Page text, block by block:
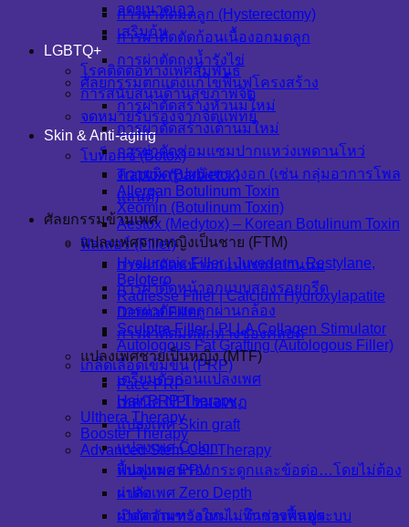
ลดขนาดเอว
เสริมก้น
LGBTQ+
โรคติดต่อทางเพศสัมพันธ์
การสนับสนุนด้านสุขภาพจิต
จดหมายรับรองจากจิตแพทย์
Skin & Anti-aging
โบท็อกซ์ (Botox)
Traptox (Barbietox)
Allergan Botulinum Toxin
Xeomin (Botulinum Toxin)
Aestox (Medytox) – Korean Botulinum Toxin
ฟิลเลอร์ (Filler)
Hyaluronic Filler | Juvederm, Restylane,
Belotero
Radiesse Filler | Calcium Hydroxylapatite
Dermal Filler
Sculptra Filler | PLLA Collagen Stimulator
Autologous Fat Grafting (Autologous Filler)
เกล็ดเลือดเข้มข้น (PRP)
Face PRP
Hair PRP Therapy
Ulthera Therapy
Booster Therapy
Advanced Stem Cell Therapy
ฟื้นฟูหมอนรองกระดูกและข้อต่อ…โดยไม่ต้อง
ผ่าตัด
เปิดความหวังใหม่…ในการฟื้นฟูระบบ
การผ่าตัดมดลูก (Hysterectomy)
การผ่าตัดตัดก้อนเนื้องอกมดลูก
การผ่าตัดถุงน้ำรังไข่
ศัลยกรรมตกแต่งแก้ไขฟื้นฟูโครงสร้าง
การผ่าตัดสร้างหัวนมใหม่
การผ่าตัดสร้างเต้านมใหม่
การผ่าตัดซ่อมแซมปากแหว่งเพดานโหว่
ความผิดรูปผนังทรวงอก (เช่น กลุ่มอาการโพล
แลนด์)
ศัลยกรรมข้ามเพศ
แปลงเพศจากหญิงเป็นชาย (FTM)
การผ่าตัดหน้าอกแบบรอบปานนม
การผ่าตัดหน้าอกแบบสองรอยกรีด
การผ่าตัดมดลูกผ่านกล้อง
การผ่าตัดมดลูกทางช่องคลอด
แปลงเพศชายเป็นหญิง (MTF)
เตรียมตัวก่อนแปลงเพศ
เทคนิค NPI หมอเชฏ
แปลงเพศ Skin graft
แปลงเพศ Colon
แปลงเพศ PPV
แปลงเพศ Zero Depth
ผ่าตัดอัณฑะออก ไม่ทำช่องคลอด